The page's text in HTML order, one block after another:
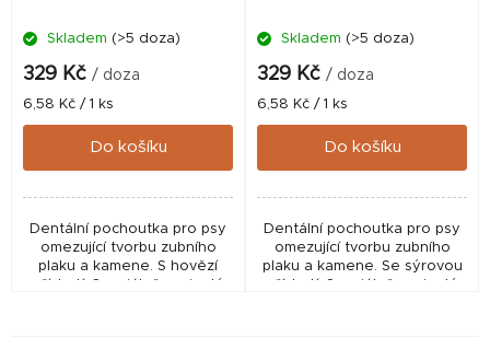
Skladem (>5 doza)
329 Kč / doza
Měrná
cena:
6,58 Kč / 1 ks
Do košíku
Dentální pochoutka pro psy
omezující tvorbu zubního
plaku a kamene. S hovězí
Skladem (>5 doza)
329 Kč / doza
Měrná
cena:
6,58 Kč / 1 ks
Do košíku
Dentální pochoutka pro psy
omezující tvorbu zubního
plaku a kamene. Se sýrovou